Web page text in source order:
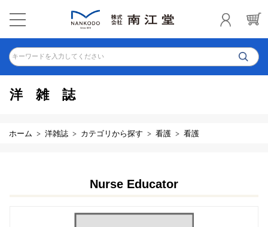
キーワードを入力してください
洋雑誌
ホーム 洋雑誌 カテゴリから探す 看護 看護
Nurse Educator